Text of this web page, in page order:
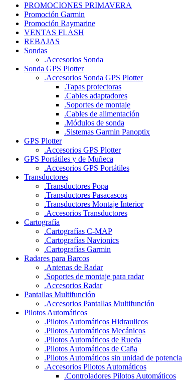
PROMOCIONES PRIMAVERA
Promoción Garmin
Promoción Raymarine
VENTAS FLASH
REBAJAS
Sondas
.Accesorios Sonda
Sonda GPS Plotter
.Accesorios Sonda GPS Plotter
.Tapas protectoras
.Cables adaptadores
.Soportes de montaje
.Cables de alimentación
.Módulos de sonda
.Sistemas Garmin Panoptix
GPS Plotter
.Accesorios GPS Plotter
GPS Portátiles y de Muñeca
.Accesorios GPS Portátiles
Transductores
.Transductores Popa
.Transductores Pasacascos
.Transductores Montaje Interior
.Accesorios Transductores
Cartografía
.Cartografías C-MAP
.Cartografías Navionics
.Cartografías Garmin
Radares para Barcos
.Antenas de Radar
.Soportes de montaje para radar
.Accesorios Radar
Pantallas Multifunción
.Accesorios Pantallas Multifunción
Pilotos Automáticos
.Pilotos Automáticos Hidraulicos
.Pilotos Automáticos Mecánicos
.Pilotos Automáticos de Rueda
.Pilotos Automáticos de Caña
.Pilotos Automáticos sin unidad de potencia
.Accesorios Pilotos Automáticos
.Controladores Pilotos Automáticos